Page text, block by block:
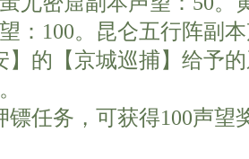
：100。昆仑五行阵副
】的【京城巡捕】给予
镖任务，可获得100声望